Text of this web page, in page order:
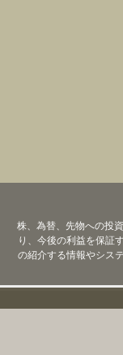
株、為替、先物への投
り、今後の利益を保証
の紹介する情報やシス